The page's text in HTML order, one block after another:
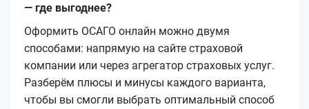
— где выгоднее?
Оформить ОСАГО онлайн можно двумя
способами: напрямую на сайте страховой
компании или через агрегатор страховых услуг.
Разберём плюсы и минусы каждого варианта,
чтобы вы смогли выбрать оптимальный способ